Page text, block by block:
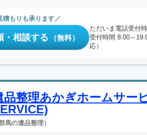
積もりも承ります
・相談する （無料）
ただいま電話受付
受付時間 8:00～
応）
品整理あかぎホームサー
群馬の遺品整理）